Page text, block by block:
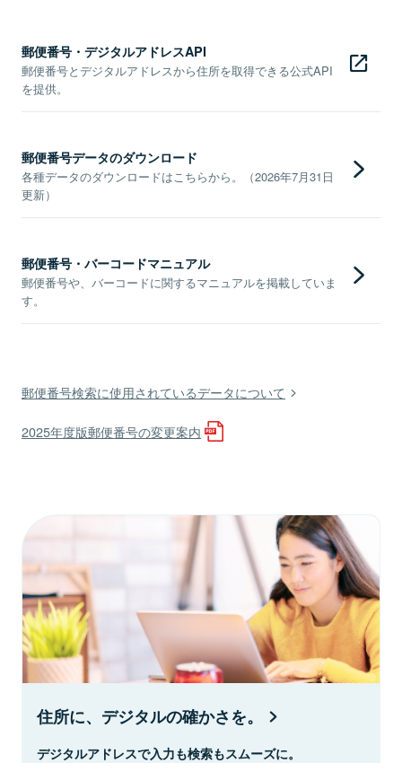
郵便番号・デジタルアドレスAPI
郵便番号とデジタルアドレスから住所を取得できる公式API
を提供。
郵便番号データのダウンロード
各種データのダウンロードはこちらから。（2026年7月31日
更新）
郵便番号・バーコードマニュアル
郵便番号や、バーコードに関するマニュアルを掲載していま
す。
郵便番号検索に使用されているデータについて
2025年度版郵便番号の変更案内
住所に、デジタルの確かさを。
デジタルアドレスで入力も検索もスムーズに。